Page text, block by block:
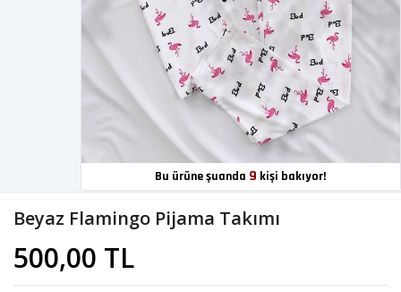
Bu ürüne şuanda 9 kişi bakıyor!
Beyaz Flamingo Pijama Takımı
500,00 TL